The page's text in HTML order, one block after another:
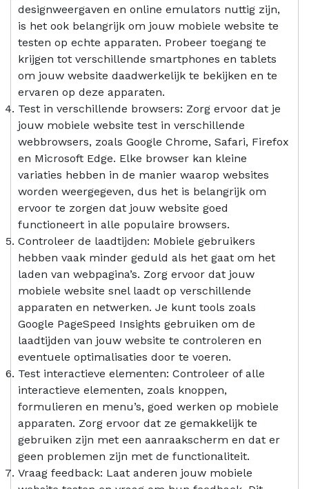
designweergaven en online emulators nuttig zijn,
is het ook belangrijk om jouw mobiele website te
testen op echte apparaten. Probeer toegang te
krijgen tot verschillende smartphones en tablets
om jouw website daadwerkelijk te bekijken en te
ervaren op deze apparaten.
Test in verschillende browsers: Zorg ervoor dat je
jouw mobiele website test in verschillende
webbrowsers, zoals Google Chrome, Safari, Firefox
en Microsoft Edge. Elke browser kan kleine
variaties hebben in de manier waarop websites
worden weergegeven, dus het is belangrijk om
ervoor te zorgen dat jouw website goed
functioneert in alle populaire browsers.
Controleer de laadtijden: Mobiele gebruikers
hebben vaak minder geduld als het gaat om het
laden van webpagina’s. Zorg ervoor dat jouw
mobiele website snel laadt op verschillende
apparaten en netwerken. Je kunt tools zoals
Google PageSpeed Insights gebruiken om de
laadtijden van jouw website te controleren en
eventuele optimalisaties door te voeren.
Test interactieve elementen: Controleer of alle
interactieve elementen, zoals knoppen,
formulieren en menu’s, goed werken op mobiele
apparaten. Zorg ervoor dat ze gemakkelijk te
gebruiken zijn met een aanraakscherm en dat er
geen problemen zijn met de functionaliteit.
Vraag feedback: Laat anderen jouw mobiele